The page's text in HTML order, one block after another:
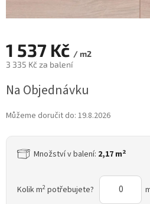
1 537 Kč / m2
3 335 Kč za balení
cena:
Na Objednávku
Můžeme doručit do: 19.8.2026
Množství v balení: 2,17 m2
Kolik m2 potřebujete?